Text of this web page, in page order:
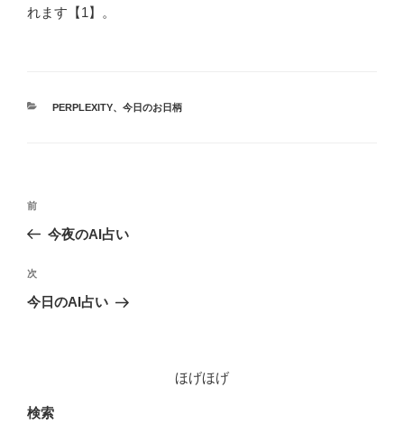
れます【1】。
カ
PERPLEXITY、 今日のお日柄
投
ビ
ゲ
前
の
稿
前
今夜のAI占い
次
の
次
今日のAI占い
ほげほげ
検索